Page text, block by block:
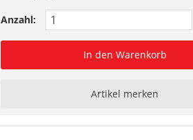
Anzahl:
In den Warenkorb
Artikel merken